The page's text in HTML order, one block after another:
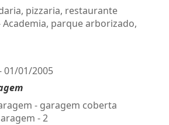
pizzaria, restaurante
Academia, parque arborizado,
01/01/2005
- garagem coberta
- 2